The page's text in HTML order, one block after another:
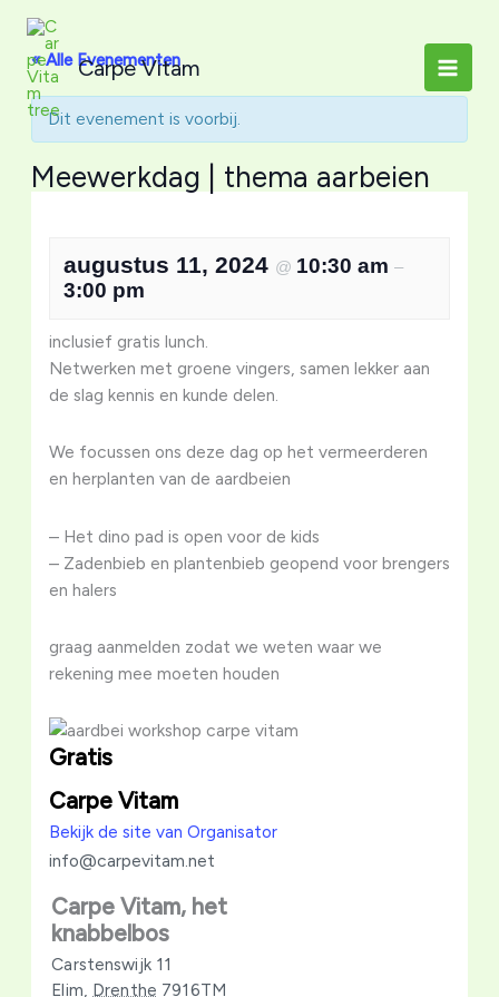
naar
inhoud
Carpe Vitam
« Alle Evenementen
Dit evenement is voorbij.
Meewerkdag | thema aarbeien
augustus 11, 2024 @ 10:30 am –
3:00 pm
inclusief gratis lunch.
Netwerken met groene vingers, samen lekker aan
de slag kennis en kunde delen.
We focussen ons deze dag op het vermeerderen
en herplanten van de aardbeien
– Het dino pad is open voor de kids
– Zadenbieb en plantenbieb geopend voor brengers
en halers
graag aanmelden zodat we weten waar we
rekening mee moeten houden
Gratis
Carpe Vitam
Bekijk de site van Organisator
info@carpevitam.net
Carpe Vitam, het
knabbelbos
Carstenswijk 11
Elim Drenthe 7916TM